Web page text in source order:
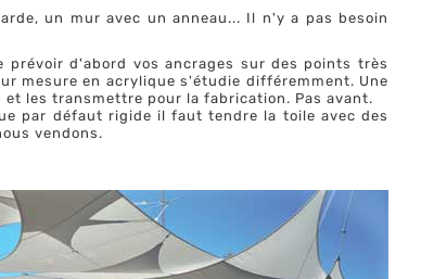
un mur avec un anneau... Il n'y a pas besoin
d'abord vos ancrages sur des points très
mesure en acrylique s'étudie différemment. Une
les transmettre pour la fabrication. Pas avant.
par défaut rigide il faut tendre la toile avec des
vendons.